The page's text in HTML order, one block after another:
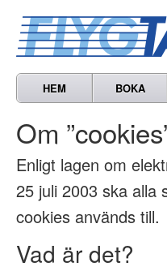
HEM BOKA
Om
Enligt lagen om
25 juli 2003 ska alla
cookies används till.
Vad är det?